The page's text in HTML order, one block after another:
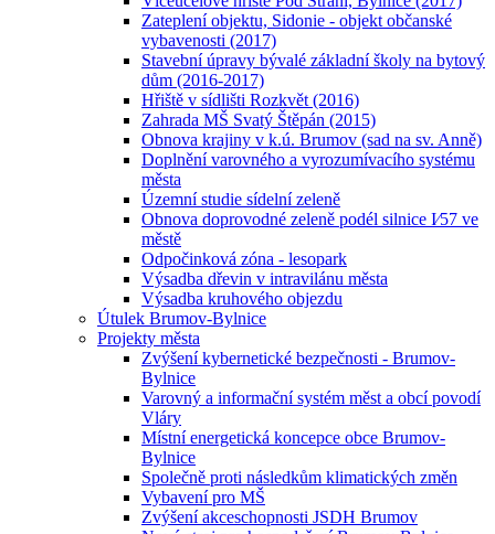
Zateplení objektu, Sidonie - objekt občanské
vybavenosti (2017)
Stavební úpravy bývalé základní školy na bytový
dům (2016-2017)
Hřiště v sídlišti Rozkvět (2016)
Zahrada MŠ Svatý Štěpán (2015)
Obnova krajiny v k.ú. Brumov (sad na sv. Anně)
Doplnění varovného a vyrozumívacího systému
města
Územní studie sídelní zeleně
Obnova doprovodné zeleně podél silnice I⁄57 ve
městě
Odpočinková zóna - lesopark
Výsadba dřevin v intravilánu města
Výsadba kruhového objezdu
Útulek Brumov-Bylnice
Projekty města
Zvýšení kybernetické bezpečnosti - Brumov-
Bylnice
Varovný a informační systém měst a obcí povodí
Vláry
Místní energetická koncepce obce Brumov-
Bylnice
Společně proti následkům klimatických změn
Vybavení pro MŠ
Zvýšení akceschopnosti JSDH Brumov